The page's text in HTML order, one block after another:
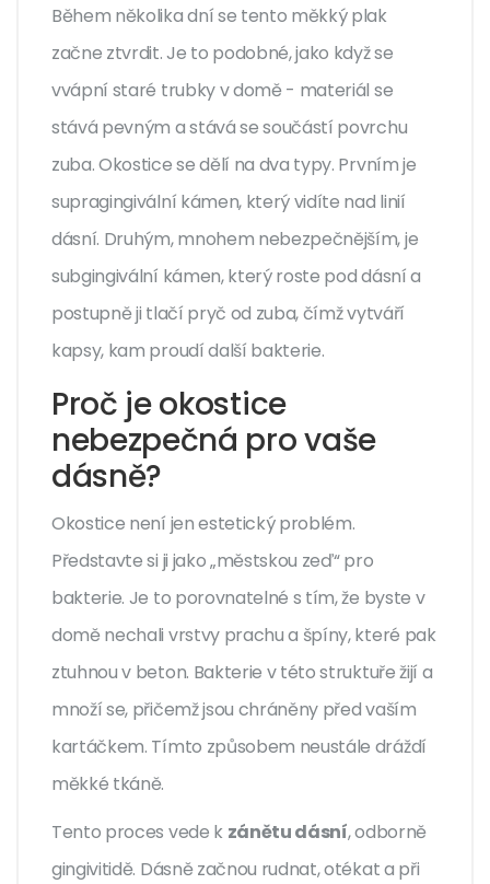
Během několika dní se tento měkký plak
začne ztvrdit. Je to podobné, jako když se
vvápní staré trubky v domě - materiál se
stává pevným a stává se součástí povrchu
zuba. Okostice se dělí na dva typy. Prvním je
supragingivální kámen, který vidíte nad linií
dásní. Druhým, mnohem nebezpečnějším, je
subgingivální kámen, který roste pod dásní a
postupně ji tlačí pryč od zuba, čímž vytváří
kapsy, kam proudí další bakterie.
Proč je okostice
nebezpečná pro vaše
dásně?
Okostice není jen estetický problém.
Představte si ji jako „městskou zeď“ pro
bakterie. Je to porovnatelné s tím, že byste v
domě nechali vrstvy prachu a špíny, které pak
ztuhnou v beton. Bakterie v této struktuře žijí a
množí se, přičemž jsou chráněny před vaším
kartáčkem. Tímto způsobem neustále dráždí
měkké tkáně.
Tento proces vede k zánětu dásní, odborně
gingivitidě. Dásně začnou rudnat, otékat a při